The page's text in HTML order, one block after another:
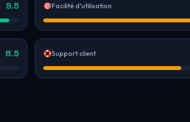
9.5 🎯Facilité d'utilisation
8.5 🛟Support client